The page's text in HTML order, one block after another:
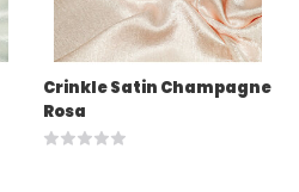
Crinkle Satin Champagne
Rosa